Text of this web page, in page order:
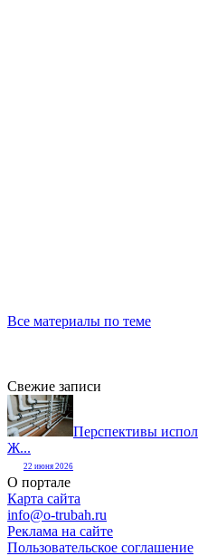
Все материалы по теме
Свежие записи
Перспективы
Ж...
22 июня 2026
О портале
Карта сайта
info@o-trubah.ru
Реклама на сайте
Пользовательское соглашение